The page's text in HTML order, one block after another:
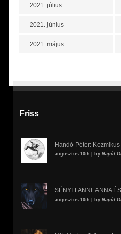
2021. július
2021. június
2021. május
Friss
Handó Péter:
augusztus 10th | by Napút
SÉNYI FANNI: ANNA
augusztus 10th | by Napút